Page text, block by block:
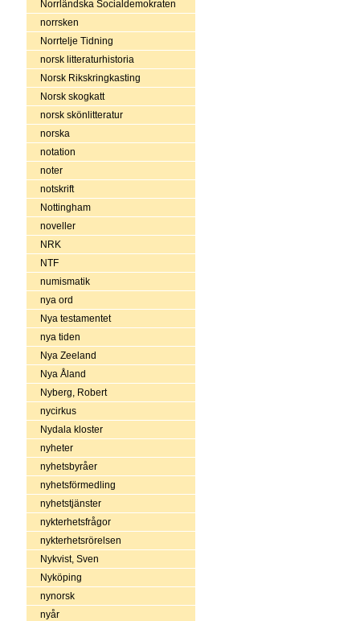
Norrländska Socialdemokraten
norrsken
Norrtelje Tidning
norsk litteraturhistoria
Norsk Rikskringkasting
Norsk skogkatt
norsk skönlitteratur
norska
notation
noter
notskrift
Nottingham
noveller
NRK
NTF
numismatik
nya ord
Nya testamentet
nya tiden
Nya Zeeland
Nya Åland
Nyberg, Robert
nycirkus
Nydala kloster
nyheter
nyhetsbyråer
nyhetsförmedling
nyhetstjänster
nykterhetsfrågor
nykterhetsrörelsen
Nykvist, Sven
Nyköping
nynorsk
nyår